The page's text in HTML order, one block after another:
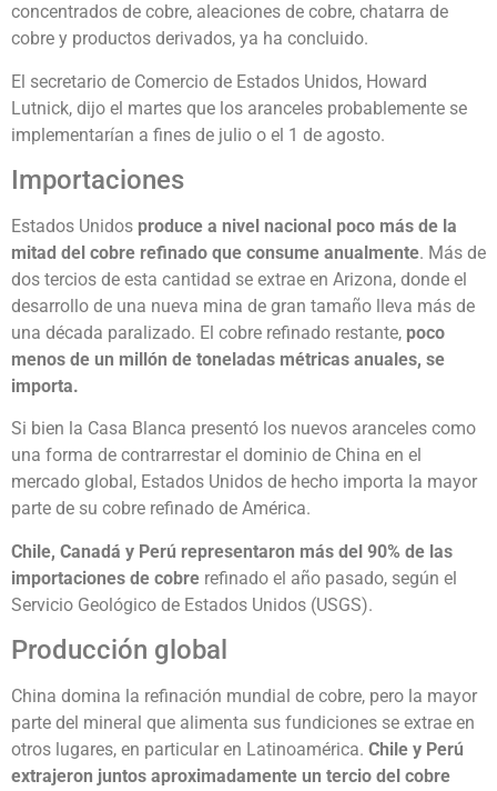
concentrados de cobre, aleaciones de cobre, chatarra de
cobre y productos derivados, ya ha concluido.
El secretario de Comercio de Estados Unidos, Howard
Lutnick, dijo el martes que los aranceles probablemente se
implementarían a fines de julio o el 1 de agosto.
Importaciones
Estados Unidos produce a nivel nacional poco más de la
mitad del cobre refinado que consume anualmente. Más de
dos tercios de esta cantidad se extrae en Arizona, donde el
desarrollo de una nueva mina de gran tamaño lleva más de
una década paralizado. El cobre refinado restante, poco
menos de un millón de toneladas métricas anuales, se
importa.
Si bien la Casa Blanca presentó los nuevos aranceles como
una forma de contrarrestar el dominio de China en el
mercado global, Estados Unidos de hecho importa la mayor
parte de su cobre refinado de América.
Chile, Canadá y Perú representaron más del 90% de las
importaciones de cobre refinado el año pasado, según el
Servicio Geológico de Estados Unidos (USGS).
Producción global
China domina la refinación mundial de cobre, pero la mayor
parte del mineral que alimenta sus fundiciones se extrae en
otros lugares, en particular en Latinoamérica. Chile y Perú
extrajeron juntos aproximadamente un tercio del cobre